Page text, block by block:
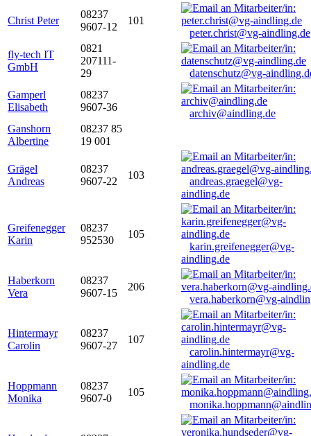
Christ Peter
08237
9607-12
101
peter.christ@vg-aindling.de
fly-tech IT
GmbH
0821
207111-
29
datenschutz@vg-
Gamperl
Elisabeth
08237
9607-36
archiv@aindling.de
Ganshorn
Albertine
08237 85
19 001
Grägel
Andreas
08237
9607-22
103
andreas.graegel@vg-
aindling.de
Greifenegger
Karin
08237
952530
105
karin.greifenegger@vg-
aindling.de
Haberkorn
Vera
08237
9607-15
206
vera.haberkorn@vg-
Hintermayr
Carolin
08237
9607-27
107
carolin.hintermayr@vg-
aindling.de
Hoppmann
Monika
08237
9607-0
105